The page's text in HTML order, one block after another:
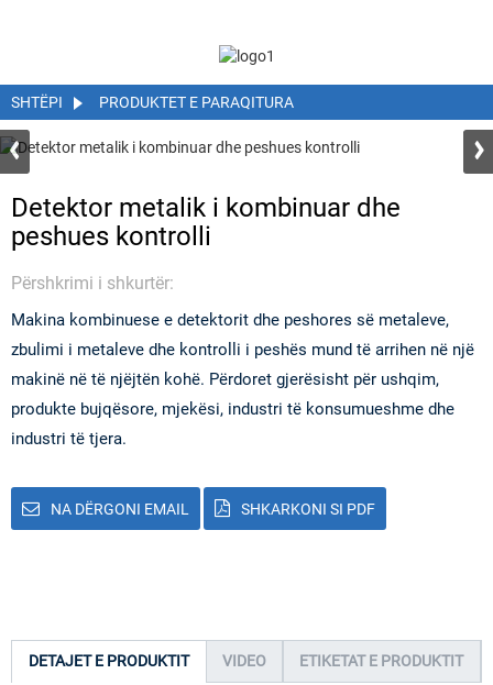
SHTËPI PRODUKTET E PARAQITURA
Detektor metalik i kombinuar dhe
peshues kontrolli
Përshkrimi i shkurtër:
Makina kombinuese e detektorit dhe peshores së metaleve,
zbulimi i metaleve dhe kontrolli i peshës mund të arrihen në një
makinë në të njëjtën kohë. Përdoret gjerësisht për ushqim,
produkte bujqësore, mjekësi, industri të konsumueshme dhe
industri të tjera.
NA DËRGONI EMAIL SHKARKONI SI PDF
DETAJET E PRODUKTIT VIDEO ETIKETAT E PRODUKTIT